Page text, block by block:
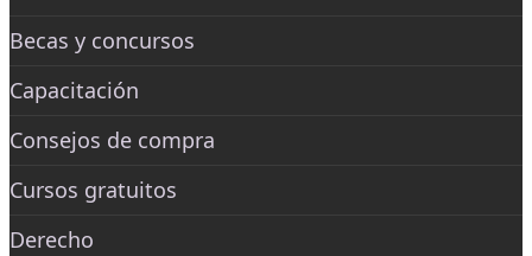
Becas y concursos
Capacitación
Consejos de compra
Cursos gratuitos
Derecho